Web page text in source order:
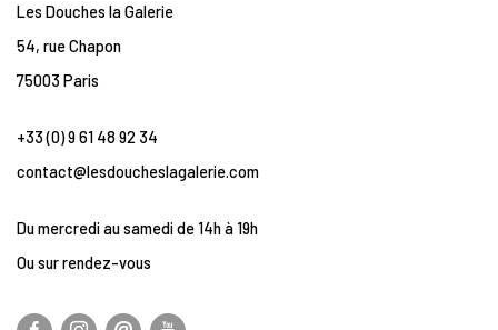
Les Douches la Galerie
54, rue Chapon
75003 Paris
+33 (0) 9 61 48 92 34
contact@lesdoucheslagalerie.com
Du mercredi au samedi de 14h à 19h
Ou sur rendez-vous